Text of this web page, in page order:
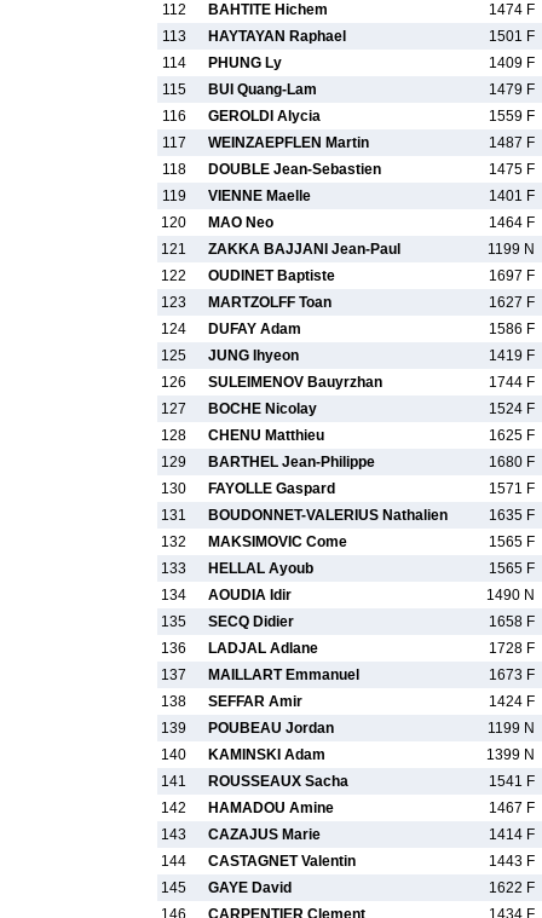
112
BAHTITE Hichem 1474 F
113
HAYTAYAN Raphael 1501 F
114
PHUNG Ly
1409 F
115
BUI Quang-Lam 1479 F
116
GEROLDI Alycia
1559 F
117
WEINZAEPFLEN Martin 1487 F
118
DOUBLE Jean-Sebastien 1475 F
119
VIENNE Maelle
1401 F
120
MAO Neo
1464 F
121
ZAKKA BAJJANI Jean-Paul 1199 N
122
OUDINET Baptiste 1697 F
123
MARTZOLFF Toan 1627 F
124
DUFAY Adam 1586 F
125
JUNG Ihyeon 1419 F
126
SULEIMENOV Bauyrzhan 1744 F
127
BOCHE Nicolay 1524 F
128
CHENU Matthieu
1625 F
129
BARTHEL Jean-Philippe 1680 F
130
FAYOLLE Gaspard
1571 F
131
BOUDONNET-VALERIUS Nathalien 1635 F
132
MAKSIMOVIC Come 1565 F
133
HELLAL Ayoub 1565 F
134
AOUDIA Idir 1490 N
135
SECQ Didier 1658 F
136
LADJAL Adlane 1728 F
137
MAILLART Emmanuel 1673 F
138
SEFFAR Amir 1424 F
139
POUBEAU Jordan
1199 N
140
KAMINSKI Adam
1399 N
141
ROUSSEAUX Sacha 1541 F
142
HAMADOU Amine 1467 F
143
CAZAJUS Marie
1414 F
144
CASTAGNET Valentin 1443 F
145
GAYE David 1622 F
146
CARPENTIER Clement 1434 F